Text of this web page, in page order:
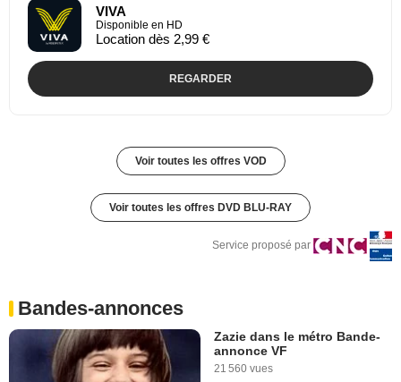
VIVA
Disponible en HD
Location dès 2,99 €
REGARDER
Voir toutes les offres VOD
Voir toutes les offres DVD BLU-RAY
Service proposé par
Bandes-annonces
Zazie dans le métro Bande-
annonce VF
21 560 vues